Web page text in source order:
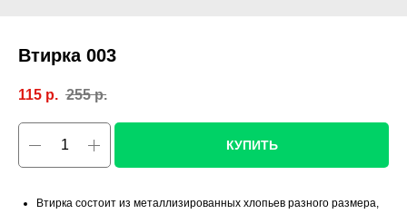
Втирка 003
115 р. 255 р.
КУПИТЬ
Втирка состоит из металлизированных хлопьев разного размера,